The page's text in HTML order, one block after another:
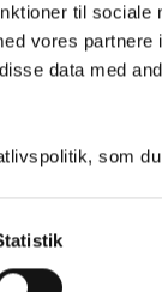
til sociale
vores partnere
data med
som